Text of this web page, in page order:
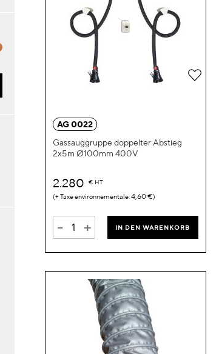
AG 0022
Gassauggruppe doppelter Abstieg
2x5m Ø100mm 400V
2.280 € HT
4,60 €
- + IN DEN WARENKORB
Zur